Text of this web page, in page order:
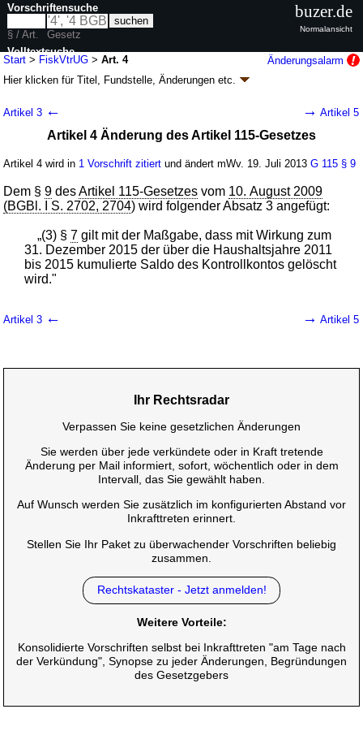
Start > FiskVtrUG >Art. 4
Änderungsalarm
Hier klicken fürTitel, Fundstelle, Änderungen etc.
Umsetzung des Fiskalvertrags
(FiskVtrUG k.a.Abk.)
G. v. 15.07.2013 BGBl. I S. 2398(Nr. 38); Geltung ab 19.07.2013
wird in 5 Vorschriften zitiert
Artikel 3 ← → Artikel 5
Artikel 4 Änderung des Artikel 115-Gesetzes
Artikel 4 wird in 1 Vorschrift zitiert und ändert mWv. 19. Juli 2013G 115 § 9
Dem §9 desArtikel 115-Gesetzes vom 10. August 2009
(BGBl. I S. 2702, 2704) wird folgender Absatz 3 angefügt:
„(3) §7 gilt mit der Maßgabe, dass mit Wirkung zum
31. Dezember 2015 der über die Haushaltsjahre 2011
bis 2015 kumulierte Saldo des Kontrollkontos gelöscht
wird."
Artikel 3 ← → Artikel 5
Ihr Rechtsradar
Verpassen Sie keine gesetzlichen Änderungen
Sie werden über jede verkündete oder in Kraft tretende
Änderung per Mail informiert, sofort, wöchentlich oder in dem
Intervall, das Sie gewählt haben.
Auf Wunsch werden Sie zusätzlich im konfigurierten Abstand vor
Inkrafttreten erinnert.
Stellen Sie Ihr Paket zu überwachender Vorschriften beliebig
zusammen.
Rechtskataster - Jetzt anmelden!
Weitere Vorteile:
Konsolidierte Vorschriften selbst bei Inkrafttreten "am Tage nach
der Verkündung", Synopse zu jeder Änderungen, Begründungen
des Gesetzgebers
Vorschriftensuche
§ / Art.
Gesetz
Volltextsuche
nur in FiskVtrUG
buzer.de
Normalansicht